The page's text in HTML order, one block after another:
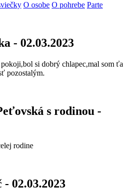
O osobe O pohrebe Parte
- 02.03.2023
si dobrý chlapec,mal som ťa
pozostalým.
s rodinou -
rodine
- 02.03.2023